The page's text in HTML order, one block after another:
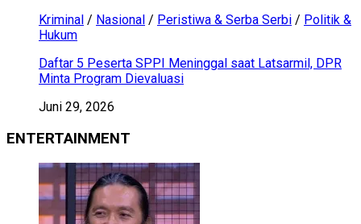
Kriminal / Nasional / Peristiwa & Serba Serbi / Politik &
Hukum
Daftar 5 Peserta SPPI Meninggal saat Latsarmil, DPR
Minta Program Dievaluasi
Juni 29, 2026
ENTERTAINMENT